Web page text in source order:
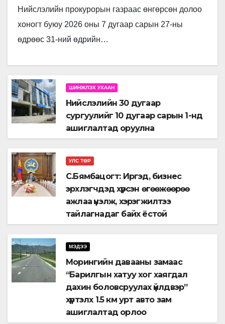
Нийслэлийн прокурорын газраас өнгөрсөн долоо
хоногт буюу 2026 оны 7 дугаар сарын 27-ны
өдрөөс 31-ний өдрийн…
ШИНЖЛЭХ УХААН
Нийслэлийн 30 дугаар
сургуулийг 10 дугаар сарын 1-нд
ашиглалтад оруулна
УЛС ТӨР
С.Бямбацогт: Иргэд, бизнес
эрхлэгчдэд хүрсэн өгөөжөөрөө
ажлаа үнэлж, хэрэгжилтээ
тайлагнадаг байх ёстой
МЭДЭЭ
Морингийн давааны замаас
“Барилгын хатуу хог хаягдал
дахин боловсруулах үйлдвэр”
хүртэлх 1.5 км урт авто зам
ашиглалтад орлоо